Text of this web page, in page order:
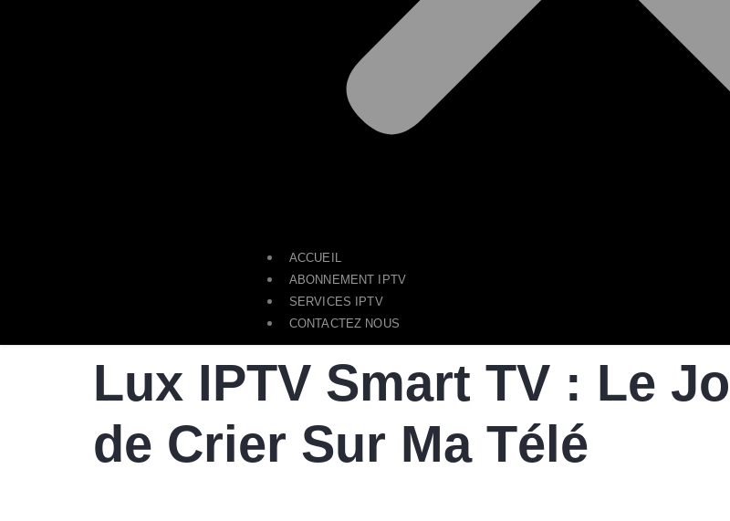
ACCUEIL
ABONNEMENT IPTV
SERVICES IPTV
CONTACTEZ NOUS
Lux IPTV Smart TV : Le
de Crier Sur Ma Télé